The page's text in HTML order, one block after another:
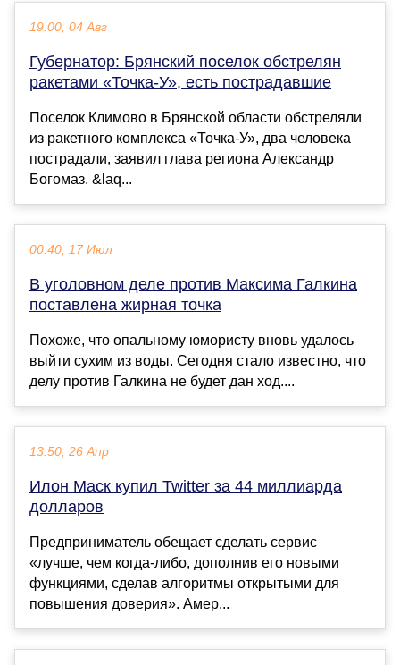
19:00, 04 Авг
Губернатор: Брянский поселок обстрелян
ракетами «Точка-У», есть пострадавшие
Поселок Климово в Брянской области обстреляли
из ракетного комплекса «Точка-У», два человека
пострадали, заявил глава региона Александр
Богомаз. &laq...
00:40, 17 Июл
В уголовном деле против Максима Галкина
поставлена жирная точка
Похоже, что опальному юмористу вновь удалось
выйти сухим из воды. Сегодня стало известно, что
делу против Галкина не будет дан ход....
13:50, 26 Апр
Илон Маск купил Twitter за 44 миллиарда
долларов
Предприниматель обещает сделать сервис
«лучше, чем когда-либо, дополнив его новыми
функциями, сделав алгоритмы открытыми для
повышения доверия». Амер...